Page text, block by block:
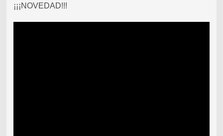
¡¡¡NOVEDAD!!!